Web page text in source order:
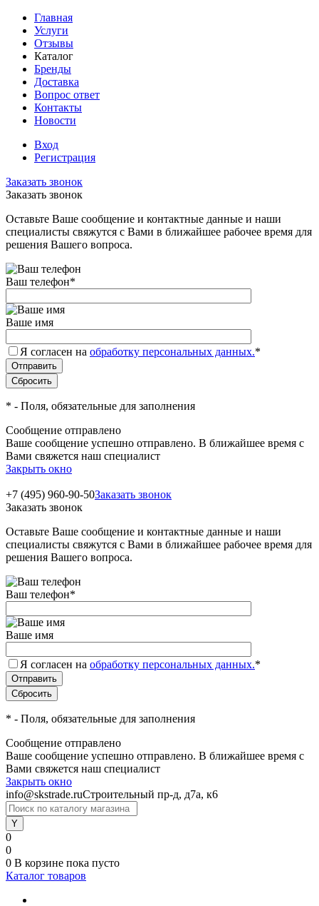
Главная
Услуги
Отзывы
Каталог
Бренды
Доставка
Вопрос ответ
Контакты
Новости
Вход
Регистрация
Заказать звонок
Заказать звонок
Оставьте Ваше сообщение и контактные данные и наши
специалисты свяжутся с Вами в ближайшее рабочее время для
решения Вашего вопроса.
Ваш телефон*
Ваше имя
Я согласен на обработку персональных данных.*
* - Поля, обязательные для заполнения
Сообщение отправлено
Ваше сообщение успешно отправлено. В ближайшее время с
Вами свяжется наш специалист
Закрыть окно
+7 (495) 960-90-50Заказать звонок
Заказать звонок
Оставьте Ваше сообщение и контактные данные и наши
специалисты свяжутся с Вами в ближайшее рабочее время для
решения Вашего вопроса.
Ваш телефон*
Ваше имя
Я согласен на обработку персональных данных.*
* - Поля, обязательные для заполнения
Сообщение отправлено
Ваше сообщение успешно отправлено. В ближайшее время с
Вами свяжется наш специалист
Закрыть окно
info@skstrade.ruСтроительный пр-д, д7а, к6
0
0
0 В корзине пока пусто
Каталог товаров